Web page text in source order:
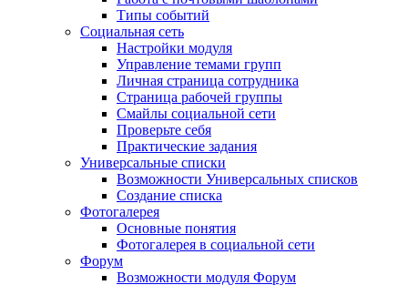
Типы событий
Социальная сеть
Настройки модуля
Управление темами групп
Личная страница сотрудника
Страница рабочей группы
Смайлы социальной сети
Проверьте себя
Практические задания
Универсальные списки
Возможности Универсальных списков
Создание списка
Фотогалерея
Основные понятия
Фотогалерея в социальной сети
Форум
Возможности модуля Форум